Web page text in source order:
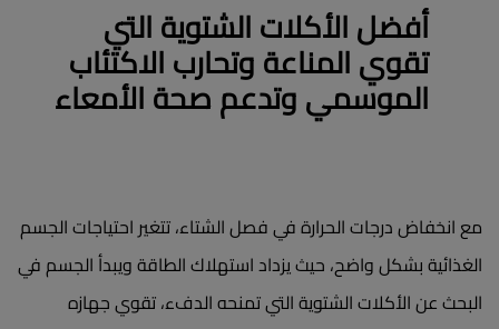
أفضل الأكلات الشتوية التي
تقوي المناعة وتحارب الاكتئاب
الموسمي وتدعم صحة الأمعاء
مع انخفاض درجات الحرارة في فصل الشتاء، تتغير احتياجات الجسم
الغذائية بشكل واضح، حيث يزداد استهلاك الطاقة ويبدأ الجسم في
البحث عن الأكلات الشتوية التي تمنحه الدفء، تقوي جهازه